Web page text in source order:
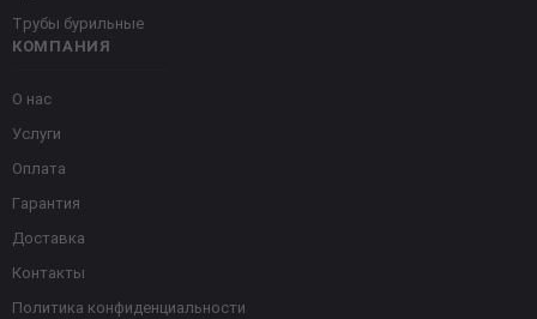
КОМПАНИЯ
О нас
Услуги
Оплата
Гарантия
Доставка
Контакты
Политика конфиденциальности
Трубы бурильные